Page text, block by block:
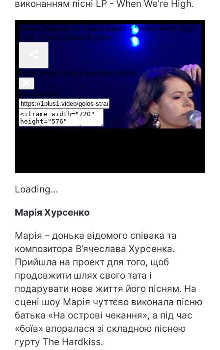
виконанням пісні LP - When We're High.
Loading...
Марія Хурсенко
Марія – донька відомого співака та
композитора В’ячеслава Хурсенка.
Прийшла на проект для того, щоб
продовжити шлях свого тата і
подарувати нове життя його пісням. На
сцені шоу Марія чуттєво виконала пісню
батька «На острові чекання», а під час
«боїв» впоралася зі складною піснею
гурту The Hardkiss.